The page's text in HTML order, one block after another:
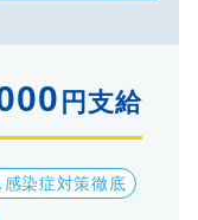
円支給
染症対策徹底